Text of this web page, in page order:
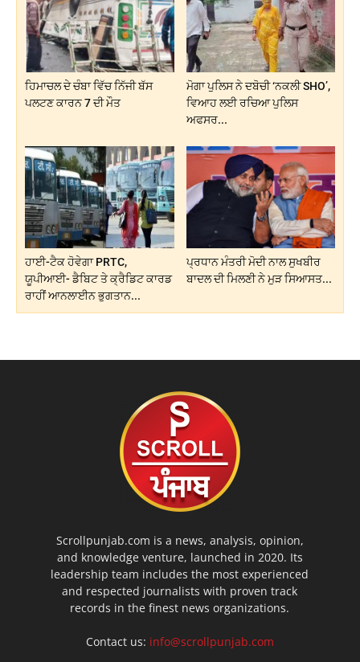
ਹਿਮਾਚਲ ਦੇ ਚੰਬਾ ਵਿੱਚ ਨਿੱਜੀ ਬੱਸ
ਪਲਟਣ ਕਾਰਨ 7 ਦੀ ਮੌਤ
ਮੋਗਾ ਪੁਲਿਸ ਨੇ ਦਬੋਚੀ ‘ਨਕਲੀ SHO’,
ਵਿਆਹ ਲਈ ਰਚਿਆ ਪੁਲਿਸ
ਅਫਸਰ...
ਹਾਈ-ਟੈਕ ਹੋਵੇਗਾ PRTC,
ਯੂਪੀਆਈ- ਡੈਬਿਟ ਤੇ ਕ੍ਰੈਡਿਟ ਕਾਰਡ
ਰਾਹੀਂ ਆਨਲਾਈਨ ਭੁਗਤਾਨ...
ਪ੍ਰਧਾਨ ਮੰਤਰੀ ਮੋਦੀ ਨਾਲ ਸੁਖਬੀਰ
ਬਾਦਲ ਦੀ ਮਿਲਣੀ ਨੇ ਮੁੜ ਸਿਆਸਤ...
Scrollpunjab.com is a news, analysis, opinion,
and knowledge venture, launched in 2020. Its
leadership team includes the most experienced
and respected journalists with proven track
records in the finest news organizations.
Contact us: info@scrollpunjab.com